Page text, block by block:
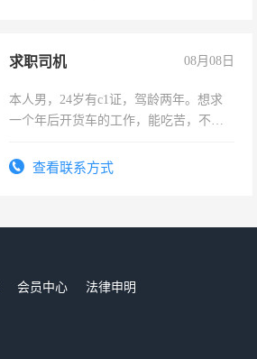
求职司机 08月08日
本人男，24岁有c1证，驾龄两年。想求
一个年后开货车的工作，能吃苦，不怕
查看联系方式
会员中心
法律申明